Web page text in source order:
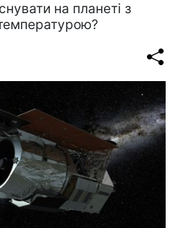
на планеті з